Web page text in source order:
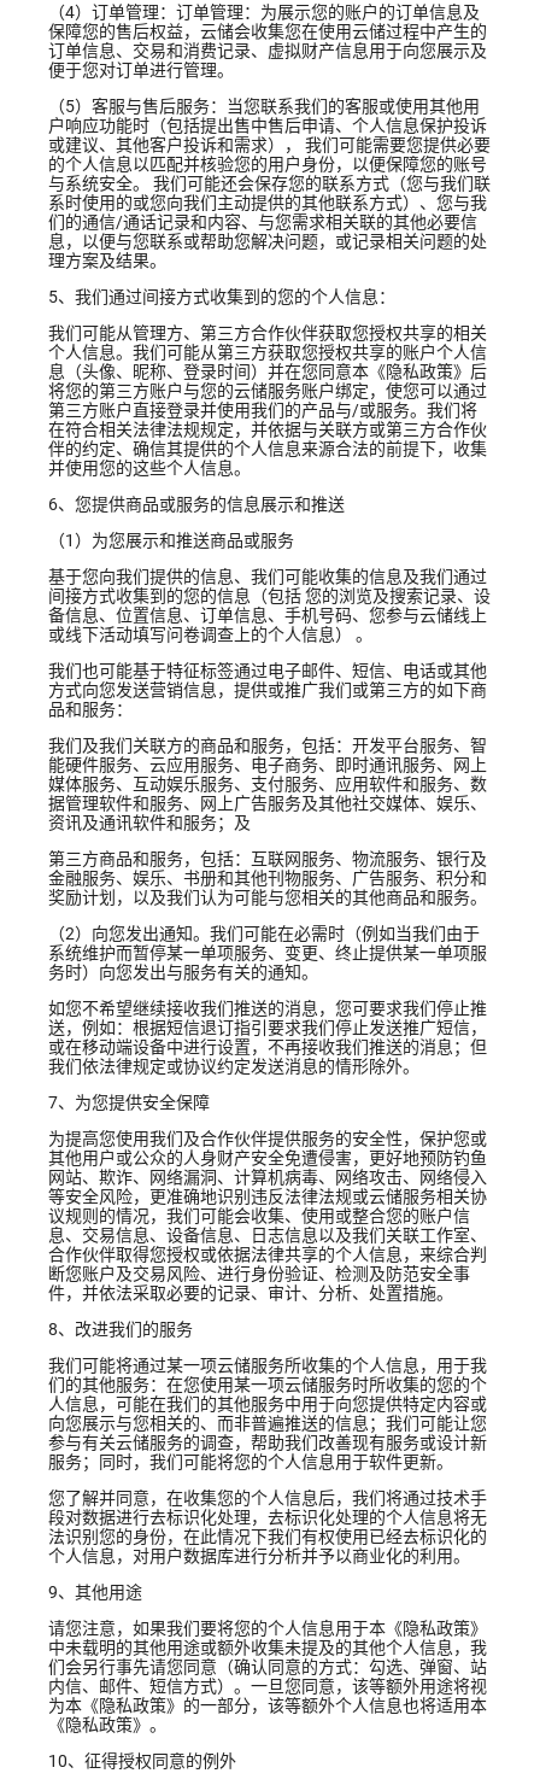
（4）订单管理：订单管理：为展示您的账户的订单信息及
保障您的售后权益，云储会收集您在使用云储过程中产生的
订单信息、交易和消费记录、虚拟财产信息用于向您展示及
便于您对订单进行管理。
（5）客服与售后服务：当您联系我们的客服或使用其他用
户响应功能时（包括提出售中售后申请、个人信息保护投诉
或建议、其他客户投诉和需求）， 我们可能需要您提供必要
的个人信息以匹配并核验您的用户身份，以便保障您的账号
与系统安全。 我们可能还会保存您的联系方式（您与我们联
系时使用的或您向我们主动提供的其他联系方式）、您与我
们的通信/通话记录和内容、与您需求相关联的其他必要信
息，以便与您联系或帮助您解决问题，或记录相关问题的处
理方案及结果。
5、我们通过间接方式收集到的您的个人信息：
我们可能从管理方、第三方合作伙伴获取您授权共享的相关
个人信息。我们可能从第三方获取您授权共享的账户个人信
息（头像、昵称、登录时间）并在您同意本《隐私政策》后
将您的第三方账户与您的云储服务账户绑定，使您可以通过
第三方账户直接登录并使用我们的产品与/或服务。我们将
在符合相关法律法规规定，并依据与关联方或第三方合作伙
伴的约定、确信其提供的个人信息来源合法的前提下，收集
并使用您的这些个人信息。
6、您提供商品或服务的信息展示和推送
（1）为您展示和推送商品或服务
基于您向我们提供的信息、我们可能收集的信息及我们通过
间接方式收集到的您的信息（包括 您的浏览及搜索记录、设
备信息、位置信息、订单信息、手机号码、您参与云储线上
或线下活动填写问卷调查上的个人信息） 。
我们也可能基于特征标签通过电子邮件、短信、电话或其他
方式向您发送营销信息，提供或推广我们或第三方的如下商
品和服务：
我们及我们关联方的商品和服务，包括：开发平台服务、智
能硬件服务、云应用服务、电子商务、即时通讯服务、网上
媒体服务、互动娱乐服务、支付服务、应用软件和服务、数
据管理软件和服务、网上广告服务及其他社交媒体、娱乐、
资讯及通讯软件和服务；及
第三方商品和服务，包括：互联网服务、物流服务、银行及
金融服务、娱乐、书册和其他刊物服务、广告服务、积分和
奖励计划，以及我们认为可能与您相关的其他商品和服务。
（2）向您发出通知。我们可能在必需时（例如当我们由于
系统维护而暂停某一单项服务、变更、终止提供某一单项服
务时）向您发出与服务有关的通知。
如您不希望继续接收我们推送的消息，您可要求我们停止推
送，例如：根据短信退订指引要求我们停止发送推广短信，
或在移动端设备中进行设置，不再接收我们推送的消息；但
我们依法律规定或协议约定发送消息的情形除外。
7、为您提供安全保障
为提高您使用我们及合作伙伴提供服务的安全性，保护您或
其他用户或公众的人身财产安全免遭侵害，更好地预防钓鱼
网站、欺诈、网络漏洞、计算机病毒、网络攻击、网络侵入
等安全风险，更准确地识别违反法律法规或云储服务相关协
议规则的情况，我们可能会收集、使用或整合您的账户信
息、交易信息、设备信息、日志信息以及我们关联工作室、
合作伙伴取得您授权或依据法律共享的个人信息，来综合判
断您账户及交易风险、进行身份验证、检测及防范安全事
件，并依法采取必要的记录、审计、分析、处置措施。
8、改进我们的服务
我们可能将通过某一项云储服务所收集的个人信息，用于我
们的其他服务：在您使用某一项云储服务时所收集的您的个
人信息，可能在我们的其他服务中用于向您提供特定内容或
向您展示与您相关的、而非普遍推送的信息；我们可能让您
参与有关云储服务的调查，帮助我们改善现有服务或设计新
服务；同时，我们可能将您的个人信息用于软件更新。
您了解并同意，在收集您的个人信息后，我们将通过技术手
段对数据进行去标识化处理，去标识化处理的个人信息将无
法识别您的身份，在此情况下我们有权使用已经去标识化的
个人信息，对用户数据库进行分析并予以商业化的利用。
9、其他用途
请您注意，如果我们要将您的个人信息用于本《隐私政策》
中未载明的其他用途或额外收集未提及的其他个人信息，我
们会另行事先请您同意（确认同意的方式：勾选、弹窗、站
内信、邮件、短信方式）。一旦您同意，该等额外用途将视
为本《隐私政策》的一部分，该等额外个人信息也将适用本
《隐私政策》。
10、征得授权同意的例外